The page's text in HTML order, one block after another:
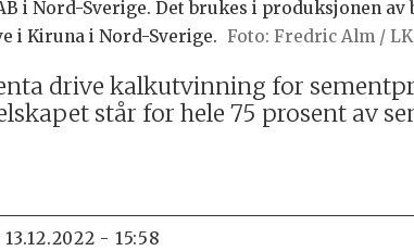
i Nord-Sverige. Det brukes i produksjonen
i Kiruna i Nord-Sverige.
Fredric Alm /
drive kalkutvinning for
står for hele 75 prosent av
13.12.2022 - 15:58